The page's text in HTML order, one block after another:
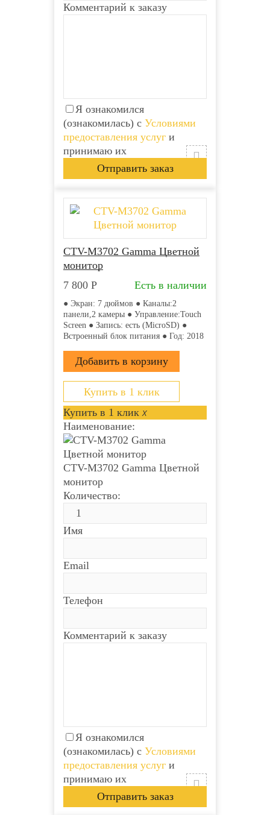
Комментарий к заказу
Я ознакомился
(ознакомилась) с Условиями
предоставления услуг и
принимаю их
CTV-M3702 Gamma Цветной
монитор
7 800 Р Есть в наличии
● Экран: 7 дюймов ● Каналы:2
панели,2 камеры ● Управление:Touch
Screen ● Запись: есть (MicroSD) ●
Встроенный блок питания ● Год: 2018
Купить в 1 клик
Купить в 1 клик x
Наименование:
CTV-M3702 Gamma Цветной
монитор
Количество:
Имя
Email
Телефон
Комментарий к заказу
Я ознакомился
(ознакомилась) с Условиями
предоставления услуг и
принимаю их